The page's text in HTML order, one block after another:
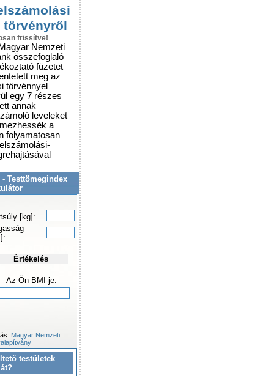
frissítve!
Nemzeti
összefoglaló
füzetet
meg az
törvénnyel
egy 7 részes
annak
leveleket
a
folyamatosan
- Testtömegindex
[kg]:
Értékelés
Az Ön BMI-je:
Magyar Nemzeti
testületek